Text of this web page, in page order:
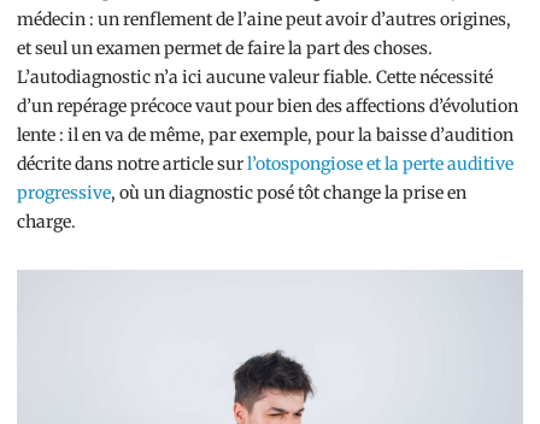
médecin : un renflement de l’aine peut avoir d’autres origines,
et seul un examen permet de faire la part des choses.
L’autodiagnostic n’a ici aucune valeur fiable. Cette nécessité
d’un repérage précoce vaut pour bien des affections d’évolution
lente : il en va de même, par exemple, pour la baisse d’audition
décrite dans notre article surl’otospongiose et la perte auditive
progressive, où un diagnostic posé tôt change la prise en
charge.